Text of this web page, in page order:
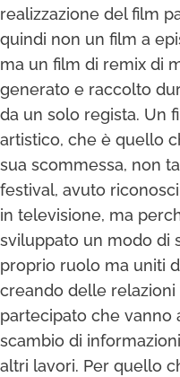
realizzazione del film
quindi non un film a
ma un film di remix di
generato e raccolto
da un solo regista. Un
artistico, che è quello
sua scommessa, non
festival, avuto
in televisione, ma
sviluppato un modo di
proprio ruolo ma uniti
creando delle
partecipato che vanno
scambio di
altri lavori. Per quello